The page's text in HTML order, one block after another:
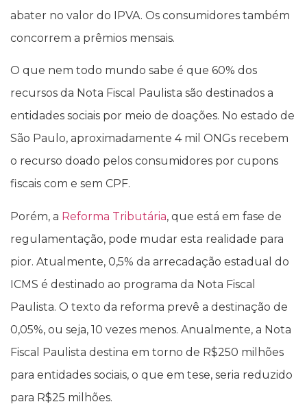
abater no valor do IPVA. Os consumidores também
concorrem a prêmios mensais.
O que nem todo mundo sabe é que 60% dos
recursos da Nota Fiscal Paulista são destinados a
entidades sociais por meio de doações. No estado de
São Paulo, aproximadamente 4 mil ONGs recebem
o recurso doado pelos consumidores por cupons
fiscais com e sem CPF.
Porém, a Reforma Tributária, que está em fase de
regulamentação, pode mudar esta realidade para
pior. Atualmente, 0,5% da arrecadação estadual do
ICMS é destinado ao programa da Nota Fiscal
Paulista. O texto da reforma prevê a destinação de
0,05%, ou seja, 10 vezes menos. Anualmente, a Nota
Fiscal Paulista destina em torno de R$250 milhões
para entidades sociais, o que em tese, seria reduzido
para R$25 milhões.